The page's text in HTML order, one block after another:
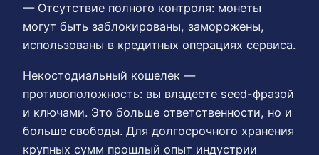
— Отсутствие полного контроля: монеты
могут быть заблокированы, заморожены,
использованы в кредитных операциях сервиса.
Некостодиальный кошелек —
противоположность: вы владеете seed-фразой
и ключами. Это больше ответственности, но и
больше свободы. Для долгосрочного хранения
крупных сумм прошлый опыт индустрии